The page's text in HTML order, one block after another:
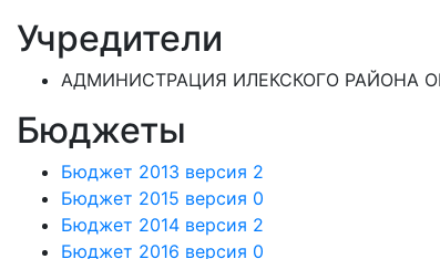
Учредители
АДМИНИСТРАЦИЯ ИЛЕКСКОГО РАЙОНА
Бюджеты
Бюджет 2013 версия 2
Бюджет 2015 версия 0
Бюджет 2014 версия 2
Бюджет 2016 версия 0